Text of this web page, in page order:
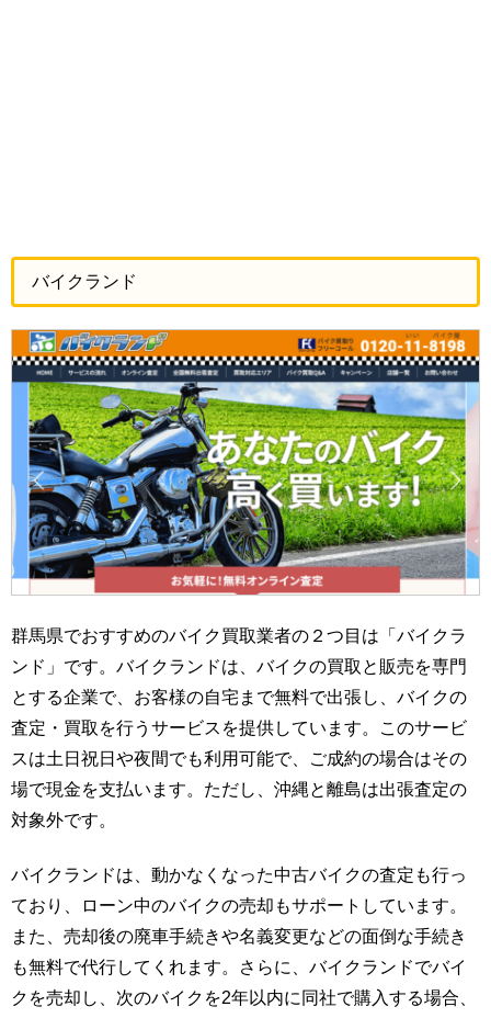
バイクランド
群馬県でおすすめのバイク買取業者の２つ目は「バイクラ
ンド」です。バイクランドは、バイクの買取と販売を専門
とする企業で、お客様の自宅まで無料で出張し、バイクの
査定・買取を行うサービスを提供しています。このサービ
スは土日祝日や夜間でも利用可能で、ご成約の場合はその
場で現金を支払います。ただし、沖縄と離島は出張査定の
対象外です。
バイクランドは、動かなくなった中古バイクの査定も行っ
ており、ローン中のバイクの売却もサポートしています。
また、売却後の廃車手続きや名義変更などの面倒な手続き
も無料で代行してくれます。さらに、バイクランドでバイ
クを売却し、次のバイクを2年以内に同社で購入する場合、